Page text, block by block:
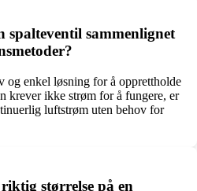
spalteventil sammenlignet
og enkel løsning for å opprettholde
krever ikke strøm for å fungere, er
luftstrøm uten behov for
størrelse på en